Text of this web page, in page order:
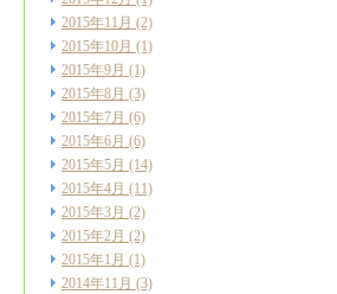
2015年11月 (2)
2015年10月 (1)
2015年9月 (1)
2015年8月 (3)
2015年7月 (6)
2015年6月 (6)
2015年5月 (14)
2015年4月 (11)
2015年3月 (2)
2015年2月 (2)
2015年1月 (1)
2014年11月 (3)